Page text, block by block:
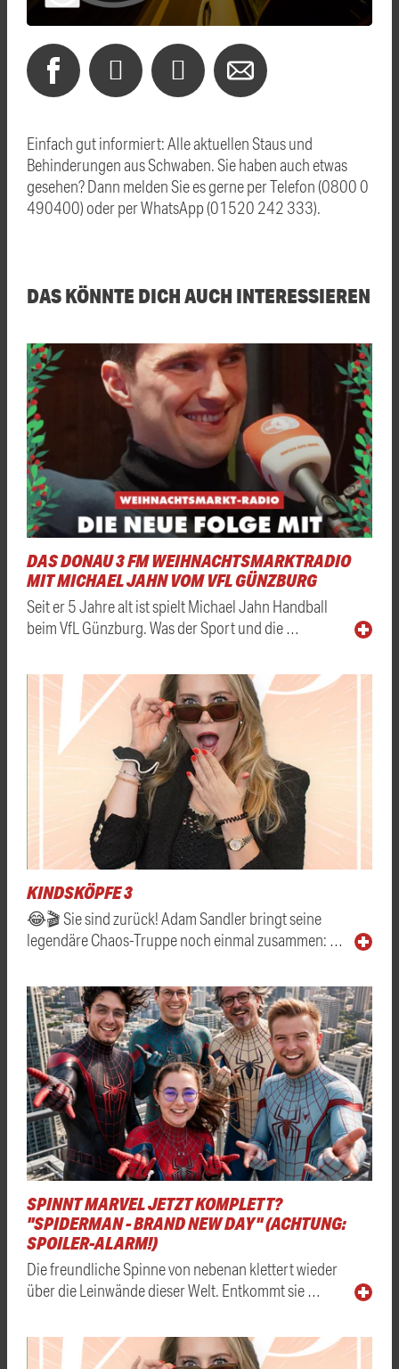
Einfach gut informiert: Alle aktuellen Staus und
Behinderungen aus Schwaben. Sie haben auch etwas
gesehen? Dann melden Sie es gerne per Telefon (0800 0
490400) oder per WhatsApp (01520 242 333).
DAS KÖNNTE DICH AUCH INTERESSIEREN
DAS DONAU 3 FM WEIHNACHTSMARKTRADIO
MIT MICHAEL JAHN VOM VFL GÜNZBURG
Seit er 5 Jahre alt ist spielt Michael Jahn Handball
beim VfL Günzburg. Was der Sport und die …
KINDSKÖPFE 3
😂🎬 Sie sind zurück! Adam Sandler bringt seine
legendäre Chaos-Truppe noch einmal zusammen: …
SPINNT MARVEL JETZT KOMPLETT?
"SPIDERMAN - BRAND NEW DAY" (ACHTUNG:
SPOILER-ALARM!)
Die freundliche Spinne von nebenan klettert wieder
über die Leinwände dieser Welt. Entkommt sie …